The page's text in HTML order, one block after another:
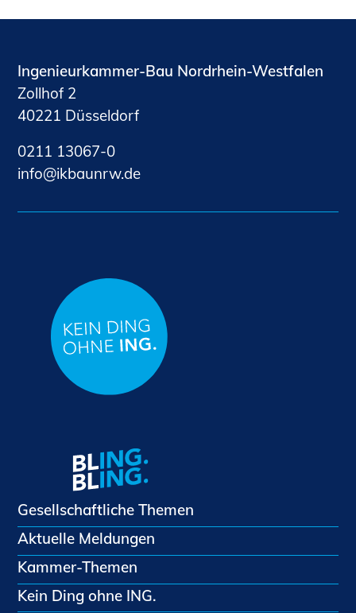
Ingenieurkammer-Bau Nordrhein-Westfalen
Zollhof 2
40221 Düsseldorf
0211 13067-0
nf
kb nrwd
Gesellschaftliche Themen
Aktuelle Meldungen
Kammer-Themen
Kein Ding ohne ING.